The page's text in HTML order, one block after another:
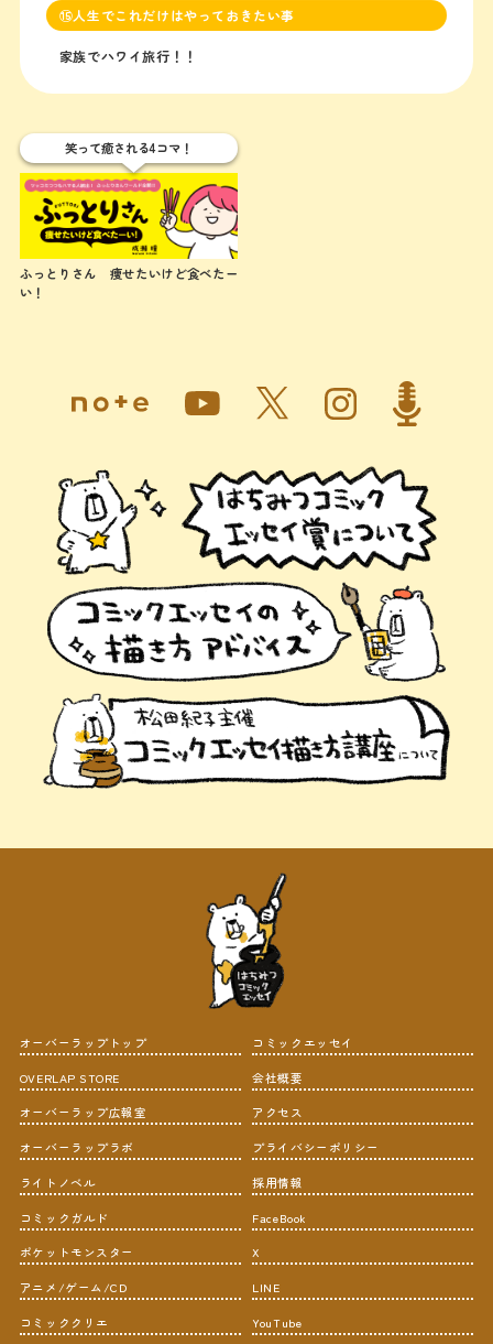
⑮人生でこれだけはやっておきたい事
家族でハワイ旅行！！
笑って癒される4コマ！
ふっとりさん 痩せたいけど食べたー
い！
オーバーラップトップ
OVERLAP STORE
オーバーラップ広報室
オーバーラップラボ
ライトノベル
コミックガルド
ポケットモンスター
アニメ/ゲーム/CD
コミッククリエ
コミックエッセイ
会社概要
アクセス
プライバシーポリシー
採用情報
FaceBook
X
LINE
YouTube